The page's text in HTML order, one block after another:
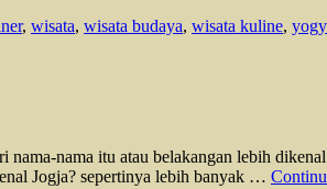
, wisata, wisata budaya, wisata kuline,
nama itu atau belakangan lebih
Jogja? sepertinya lebih banyak …